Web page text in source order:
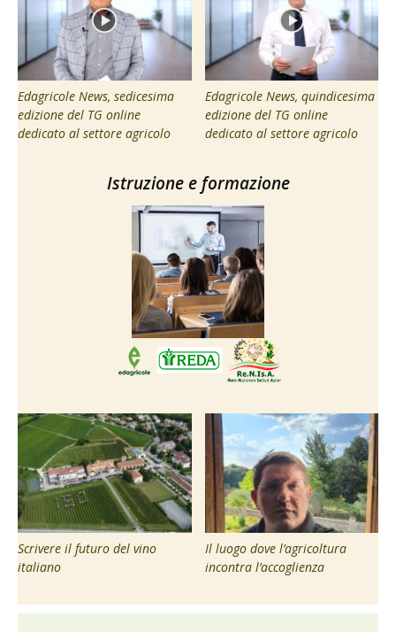
Edagricole News, sedicesima
edizione del TG online
dedicato al settore agricolo
Edagricole News, quindicesima
edizione del TG online
dedicato al settore agricolo
Istruzione e formazione
Scrivere il futuro del vino
italiano
Il luogo dove l’agricoltura
incontra l’accoglienza